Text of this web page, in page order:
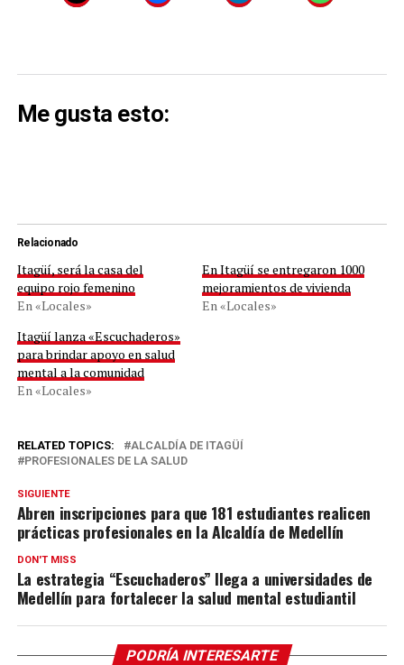
Me gusta esto:
Relacionado
Itagüí, será la casa del
equipo rojo femenino
En «Locales»
En Itagüí se entregaron 1000
mejoramientos de vivienda
En «Locales»
Itagüí lanza «Escuchaderos»
para brindar apoyo en salud
mental a la comunidad
En «Locales»
RELATED TOPICS:
ALCALDÍA DE ITAGÜÍ
PROFESIONALES DE LA SALUD
SIGUIENTE
Abren inscripciones para que 181 estudiantes realicen
prácticas profesionales en la Alcaldía de Medellín
DON'T MISS
La estrategia “Escuchaderos” llega a universidades de
Medellín para fortalecer la salud mental estudiantil
PODRÍA INTERESARTE